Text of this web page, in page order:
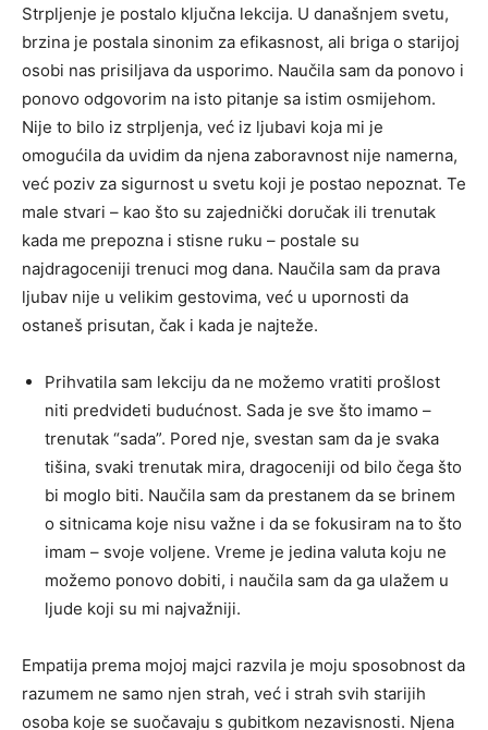
Strpljenje je postalo ključna lekcija. U današnjem svetu,
brzina je postala sinonim za efikasnost, ali briga o starijoj
osobi nas prisiljava da usporimo. Naučila sam da ponovo i
ponovo odgovorim na isto pitanje sa istim osmijehom.
Nije to bilo iz strpljenja, već iz ljubavi koja mi je
omogućila da uvidim da njena zaboravnost nije namerna,
već poziv za sigurnost u svetu koji je postao nepoznat. Te
male stvari – kao što su zajednički doručak ili trenutak
kada me prepozna i stisne ruku – postale su
najdragoceniji trenuci mog dana. Naučila sam da prava
ljubav nije u velikim gestovima, već u upornosti da
ostaneš prisutan, čak i kada je najteže.
Prihvatila sam lekciju da ne možemo vratiti prošlost
niti predvideti budućnost. Sada je sve što imamo –
trenutak “sada”. Pored nje, svestan sam da je svaka
tišina, svaki trenutak mira, dragoceniji od bilo čega što
bi moglo biti. Naučila sam da prestanem da se brinem
o sitnicama koje nisu važne i da se fokusiram na to što
imam – svoje voljene. Vreme je jedina valuta koju ne
možemo ponovo dobiti, i naučila sam da ga ulažem u
ljude koji su mi najvažniji.
Empatija prema mojoj majci razvila je moju sposobnost da
razumem ne samo njen strah, već i strah svih starijih
osoba koje se suočavaju s gubitkom nezavisnosti. Njena